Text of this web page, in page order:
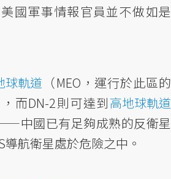
國軍事情報官員並不做如是
球軌道 （MEO，運行於此區的
而DN-2則可達到高地球軌道
——中國已有足夠成熟的反衛星
航衛星處於危險之中。